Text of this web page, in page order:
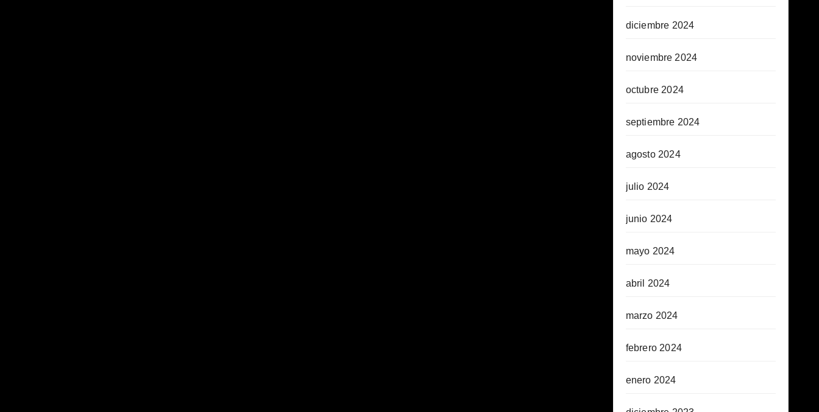
diciembre 2024
noviembre 2024
octubre 2024
septiembre 2024
agosto 2024
julio 2024
junio 2024
mayo 2024
abril 2024
marzo 2024
febrero 2024
enero 2024